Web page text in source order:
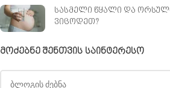
სასმელი წყალი და
ვიცოდეთ?
ᲛᲝᲫᲔᲑᲜᲔ ᲨᲔᲜᲗᲕᲘᲡ ᲡᲐᲘᲜᲢᲔᲠᲔᲡᲝ